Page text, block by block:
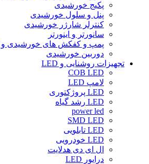
پکیج خورشیدی
پنل و سلول خورشیدی
کنترلر شارژر خورشیدی
سانورتر و اینورتر
پمپ و کفکش های خورشیدی و DC
دوربین خورشیدی
تجهیزات روشنایی و LED
COB LED
لامپ LED
LED پروژکتوری
LED رشد گیاه
power led
SMD LED
LED تابلویی
LED خودرویی
ال ای دی هدلایت
درایور LED